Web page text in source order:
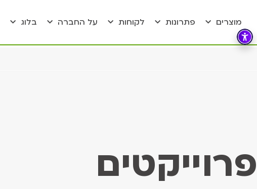
מוצרים פתרונות לקוחות על החברה בלוג
פרוייקטים